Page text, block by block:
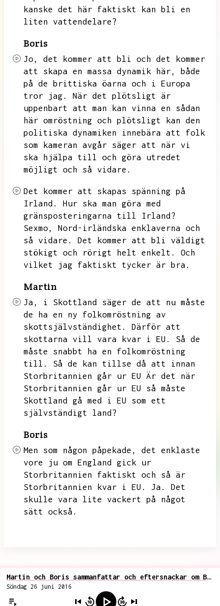
kanske det här faktiskt kan bli en
liten vattendelare?
Boris
Jo,
det kommer att bli och det kommer
att skapa en massa dynamik här,
både
på de brittiska öarna och i Europa
tror jag.
När det plötsligt är
uppenbart att man kan vinna en sådan
här omröstning och plötsligt kan den
politiska dynamiken innebära att folk
som kameran avgår säger att när vi
ska hjälpa till och göra utredet
möjligt och så vidare.
Det kommer att skapas spänning på
Irland.
Hur ska man göra med
gränsposteringarna till Irland?
Sexmo,
Nord-irländska enklaverna och
så vidare.
Det kommer att bli väldigt
stökigt och rörigt helt enkelt.
Och
vilket jag faktiskt tycker är bra.
Martin
Ja,
i Skottland säger de att nu måste
de ha en ny folkomröstning av
skottsjälvständighet.
Därför att
skottarna vill vara kvar i EU.
Så de
måste snabbt ha en folkomröstning
till.
Så de kan tillse då att innan
Storbritannien går ur EU Är det när
Storbritannien går ur EU så måste
Skottland gå med i EU som ett
självständigt land?
Boris
Men som någon påpekade,
det enklaste
vore ju om England gick ur
Storbritannien faktiskt och så är
Storbritannien kvar i EU.
Ja.
Det
skulle vara lite vackert på något
sätt också.
Martin och Boris sammanfattar och eftersnackar om Brexit
Söndag 26 juni 2016